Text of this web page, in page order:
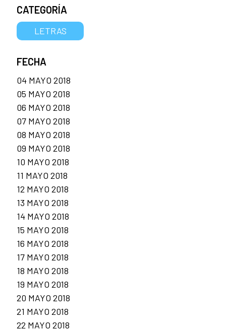
CATEGORÍA
LETRAS
FECHA
04 MAYO 2018
05 MAYO 2018
06 MAYO 2018
07 MAYO 2018
08 MAYO 2018
09 MAYO 2018
10 MAYO 2018
11 MAYO 2018
12 MAYO 2018
13 MAYO 2018
14 MAYO 2018
15 MAYO 2018
16 MAYO 2018
17 MAYO 2018
18 MAYO 2018
19 MAYO 2018
20 MAYO 2018
21 MAYO 2018
22 MAYO 2018